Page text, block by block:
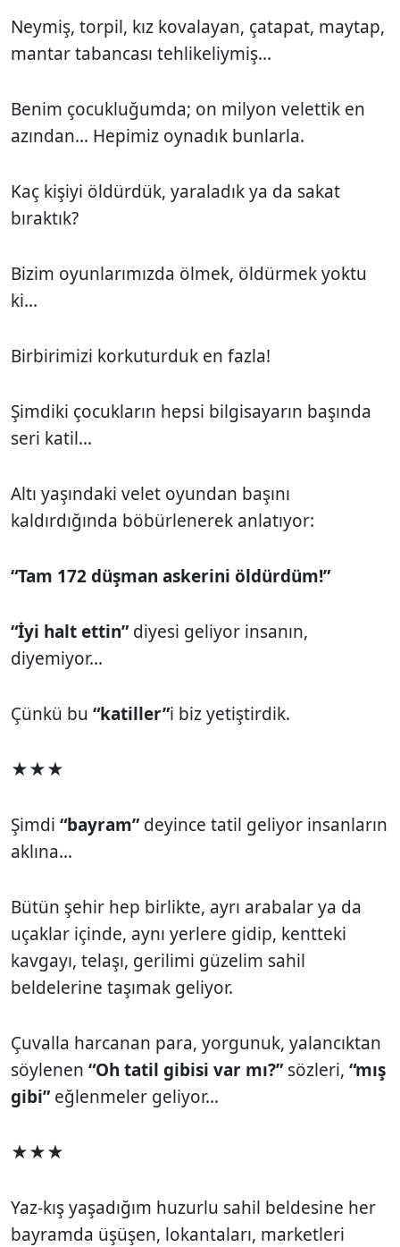
Neymiş, torpil, kız kovalayan, çatapat, maytap,
mantar tabancası tehlikeliymiş...
Benim çocukluğumda; on milyon velettik en
azından... Hepimiz oynadık bunlarla.
Kaç kişiyi öldürdük, yaraladık ya da sakat
bıraktık?
Bizim oyunlarımızda ölmek, öldürmek yoktu
ki...
Birbirimizi korkuturduk en fazla!
Şimdiki çocukların hepsi bilgisayarın başında
seri katil...
Altı yaşındaki velet oyundan başını
kaldırdığında böbürlenerek anlatıyor:
“Tam 172 düşman askerini öldürdüm!”
“İyi halt ettin”diyesi geliyor insanın,
diyemiyor...
Çünkü bu “katiller”i biz yetiştirdik.
★★★
Şimdi “bayram”deyince tatil geliyor insanların
aklına...
Bütün şehir hep birlikte, ayrı arabalar ya da
uçaklar içinde, aynı yerlere gidip, kentteki
kavgayı, telaşı, gerilimi güzelim sahil
beldelerine taşımak geliyor.
Çuvalla harcanan para, yorgunuk, yalancıktan
söylenen “Oh tatil gibisi var mı?”sözleri, “mış
gibi”eğlenmeler geliyor...
★★★
Yaz-kış yaşadığım huzurlu sahil beldesine her
bayramda üşüşen, lokantaları, marketleri